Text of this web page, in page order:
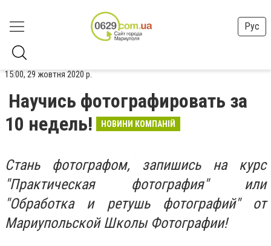
Рус
15:00, 29 жовтня 2020 р.
Научись фотографировать за
10 недель!
НОВИНИ КОМПАНІЙ
Стань фотографом, запишись на курс
"Практическая фотография" или
"Обработка и ретушь фотографий" от
Мариупольской Школы Фотографии!